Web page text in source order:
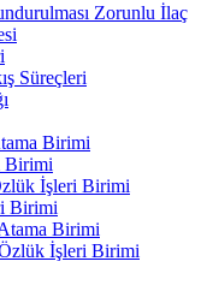
Zorunlu İlaç
Süreçleri
Birimi
Birimi
İşleri Birimi
Birimi
Birimi
İşleri Birimi